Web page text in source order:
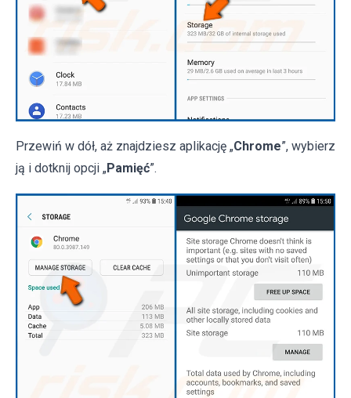
Przewiń w dół, aż znajdziesz aplikację „Chrome”, wybierz
ją i dotknij opcji „Pamięć”.